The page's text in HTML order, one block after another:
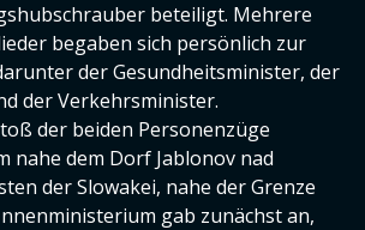
beteiligt. Mehrere
begaben sich persönlich zur
der Gesundheitsminister, der
der Verkehrsminister.
der beiden Personenzüge
nahe dem Dorf Jablonov nad
der Slowakei, nahe der Grenze
gab zunächst an,